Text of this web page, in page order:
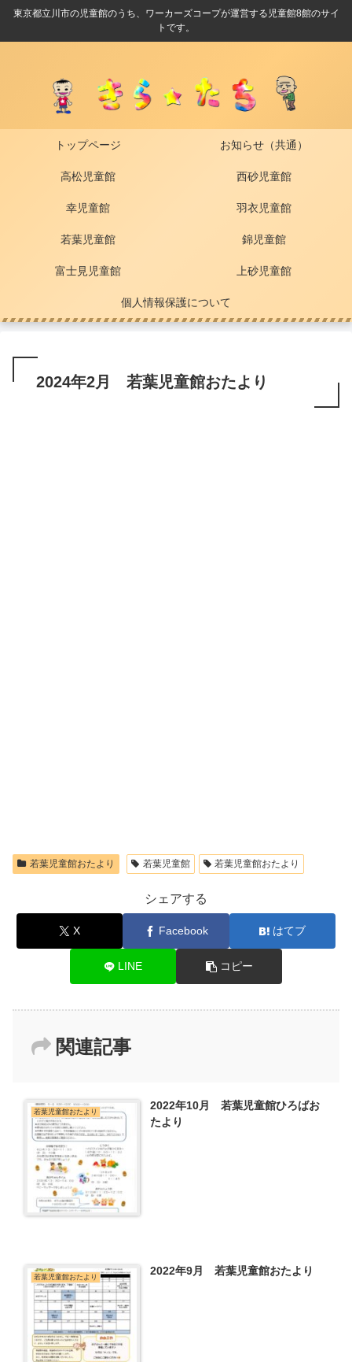
東京都立川市の児童館のうち、ワーカーズコープが運営する児童館8館のサイ
トです。
トップページ お知らせ（共通）
高松児童館 西砂児童館
幸児童館 羽衣児童館
若葉児童館 錦児童館
富士見児童館 上砂児童館
個人情報保護について
2024年2月 若葉児童館おたより
若葉児童館おたより 若葉児童館 若葉児童館おたより
シェアする
X Facebook はてブ
LINE コピー
関連記事
若葉児童館おたより
2022年10月 若葉児童館ひろばお
たより
若葉児童館おたより 2022年9月 若葉児童館おたより